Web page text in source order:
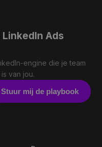
Ads
engine die je team
van jou.
Stuur mij de playbook